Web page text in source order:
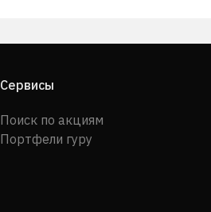
Сервисы
Поиск по акциям
Портфели гуру